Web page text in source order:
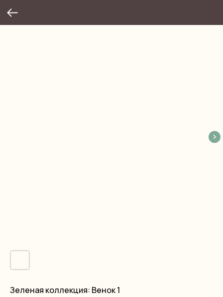
Зеленая коллекция: Венок 1